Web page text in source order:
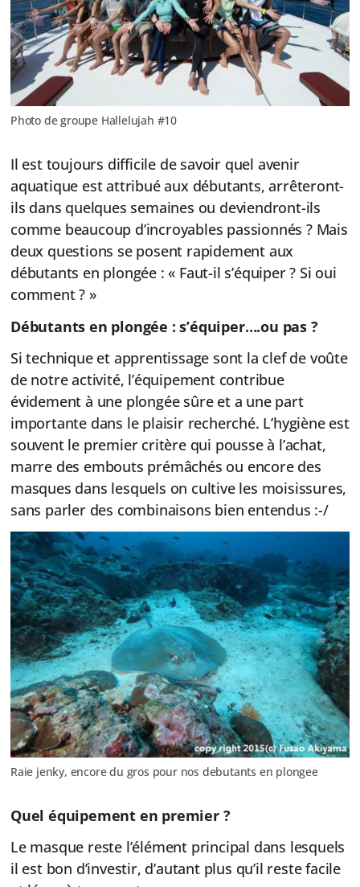
Photo de groupe Hallelujah #10
Il est toujours difficile de savoir quel avenir
aquatique est attribué aux débutants, arrêteront-
ils dans quelques semaines ou deviendront-ils
comme beaucoup d’incroyables passionnés ? Mais
deux questions se posent rapidement aux
débutants en plongée : « Faut-il s’équiper ? Si oui
comment ? »
Débutants en plongée : s’équiper….ou pas ?
Si technique et apprentissage sont la clef de voûte
de notre activité, l’équipement contribue
évidement à une plongée sûre et a une part
importante dans le plaisir recherché. L’hygiène est
souvent le premier critère qui pousse à l’achat,
marre des embouts prémâchés ou encore des
masques dans lesquels on cultive les moisissures,
sans parler des combinaisons bien entendus :-/
Raie jenky, encore du gros pour nos debutants en plongee
Quel équipement en premier ?
Le masque reste l’élément principal dans lesquels
il est bon d’investir, d’autant plus qu’il reste facile